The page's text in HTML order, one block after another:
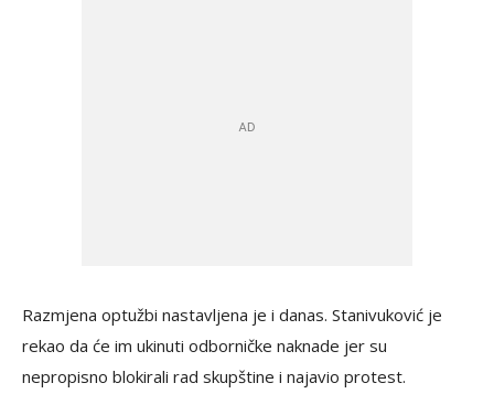
Razmjena optužbi nastavljena je i danas. Stanivuković je
rekao da će im ukinuti odborničke naknade jer su
nepropisno blokirali rad skupštine i najavio protest.